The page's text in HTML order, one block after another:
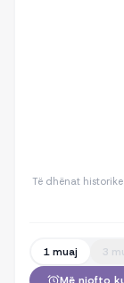
Të dhënat
1 muaj 3